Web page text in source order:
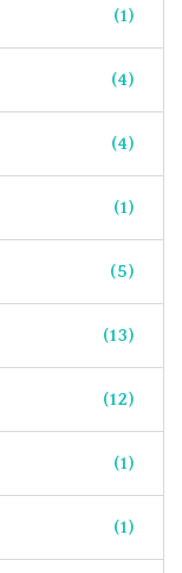
(1)
(4)
(4)
(1)
(5)
(13)
(12)
(1)
(1)